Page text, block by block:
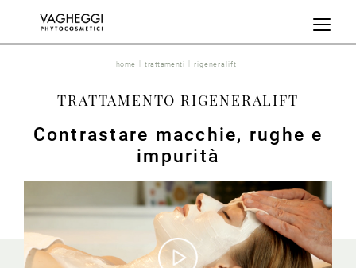
home trattamenti rigeneralift
TRATTAMENTO RIGENERALIFT
Contrastare macchie, rughe e
impurità